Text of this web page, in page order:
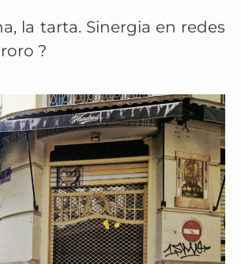
la tarta. Sinergia en redes
?